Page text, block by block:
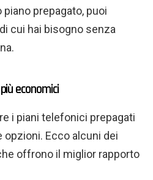
prepagato, puoi
cui hai bisogno senza
economici
i piani telefonici prepagati
Ecco alcuni dei
offrono il miglior rapporto